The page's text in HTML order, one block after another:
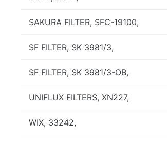
SAKURA FILTER, SFC-19100,
SF FILTER, SK 3981/3,
SF FILTER, SK 3981/3-OB,
UNIFLUX FILTERS, XN227,
WIX, 33242,